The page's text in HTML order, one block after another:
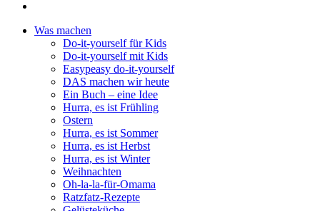
Was machen
Do-it-yourself für Kids
Do-it-yourself mit Kids
Easypeasy do-it-yourself
DAS machen wir heute
Ein Buch – eine Idee
Hurra, es ist Frühling
Ostern
Hurra, es ist Sommer
Hurra, es ist Herbst
Hurra, es ist Winter
Weihnachten
Oh-la-la-für-Omama
Ratzfatz-Rezepte